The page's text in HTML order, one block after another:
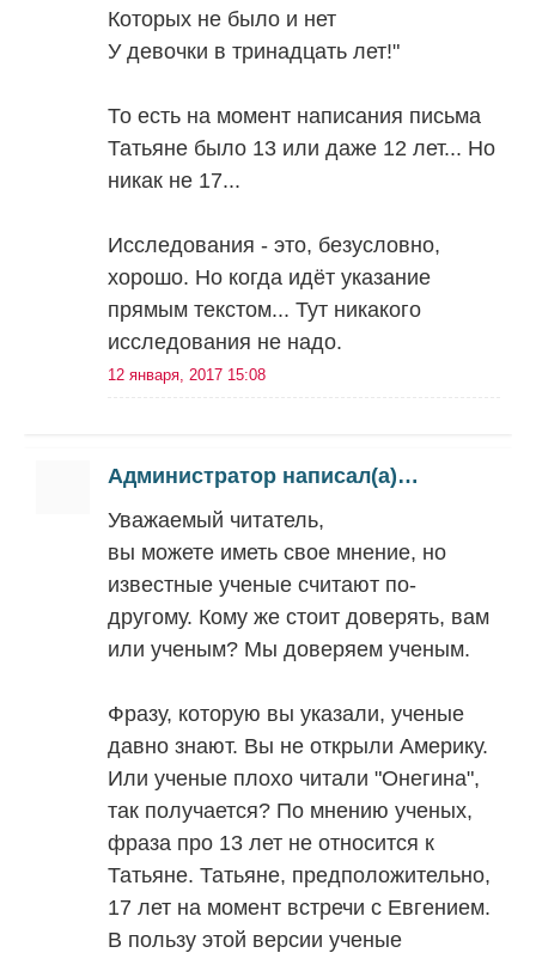
Которых не было и нет
У девочки в тринадцать лет!"
То есть на момент написания письма
Татьяне было 13 или даже 12 лет... Но
никак не 17...
Исследования - это, безусловно,
хорошо. Но когда идёт указание
прямым текстом... Тут никакого
исследования не надо.
12 января, 2017 15:08
Администратор написал(а)…
Уважаемый читатель,
вы можете иметь свое мнение, но
известные ученые считают по-
другому. Кому же стоит доверять, вам
или ученым? Мы доверяем ученым.
Фразу, которую вы указали, ученые
давно знают. Вы не открыли Америку.
Или ученые плохо читали "Онегина",
так получается? По мнению ученых,
фраза про 13 лет не относится к
Татьяне. Татьяне, предположительно,
17 лет на момент встречи с Евгением.
В пользу этой версии ученые